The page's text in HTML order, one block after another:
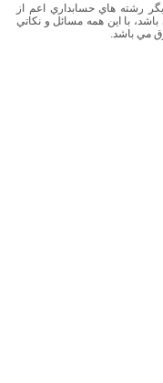
رشته هاي حسابداري اعم از
با اين همه مسائل و نکاتي
مي باشد.